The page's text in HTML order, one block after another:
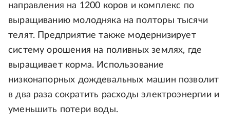
направления на 1200 коров и комплекс по
выращиванию молодняка на полторы тысячи
телят. Предприятие также модернизирует
систему орошения на поливных землях, где
выращивает корма. Использование
низконапорных дождевальных машин позволит
в два раза сократить расходы электроэнергии и
уменьшить потери воды.